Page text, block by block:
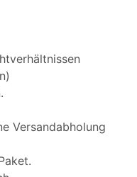
Versandabholung